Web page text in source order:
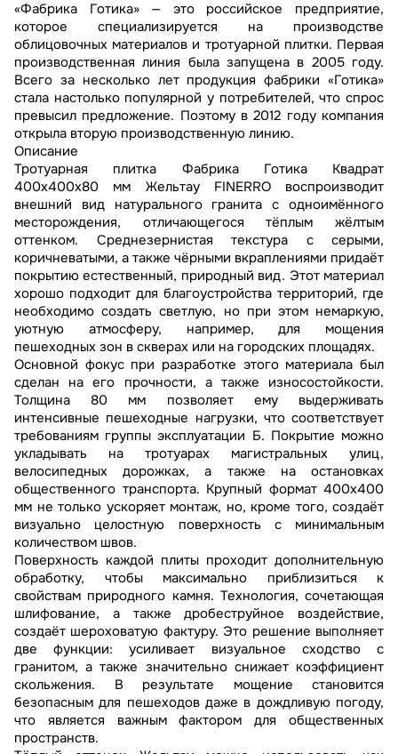
«Фабрика Готика» — это российское предприятие,
которое специализируется на производстве
облицовочных материалов и тротуарной плитки. Первая
производственная линия была запущена в 2005 году.
Всего за несколько лет продукция фабрики «Готика»
стала настолько популярной у потребителей, что спрос
превысил предложение. Поэтому в 2012 году компания
открыла вторую производственную линию.
Описание
Тротуарная плитка Фабрика Готика Квадрат
400х400х80 мм Жельтау FINERRO воспроизводит
внешний вид натурального гранита с одноимённого
месторождения, отличающегося тёплым жёлтым
оттенком. Среднезернистая текстура с серыми,
коричневатыми, а также чёрными вкраплениями придаёт
покрытию естественный, природный вид. Этот материал
хорошо подходит для благоустройства территорий, где
необходимо создать светлую, но при этом немаркую,
уютную атмосферу, например, для мощения
пешеходных зон в скверах или на городских площадях.
Основной фокус при разработке этого материала был
сделан на его прочности, а также износостойкости.
Толщина 80 мм позволяет ему выдерживать
интенсивные пешеходные нагрузки, что соответствует
требованиям группы эксплуатации Б. Покрытие можно
укладывать на тротуарах магистральных улиц,
велосипедных дорожках, а также на остановках
общественного транспорта. Крупный формат 400х400
мм не только ускоряет монтаж, но, кроме того, создаёт
визуально целостную поверхность с минимальным
количеством швов.
Поверхность каждой плиты проходит дополнительную
обработку, чтобы максимально приблизиться к
свойствам природного камня. Технология, сочетающая
шлифование, а также дробеструйное воздействие,
создаёт шероховатую фактуру. Это решение выполняет
две функции: усиливает визуальное сходство с
гранитом, а также значительно снижает коэффициент
скольжения. В результате мощение становится
безопасным для пешеходов даже в дождливую погоду,
что является важным фактором для общественных
пространств.